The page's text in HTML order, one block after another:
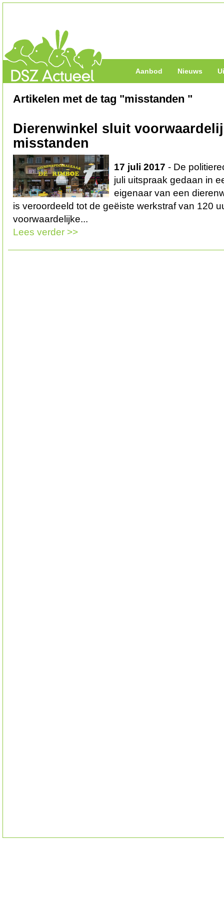
Aanbod Nieuws
Artikelen met de tag "misstanden "
Dierenwinkel sluit
misstanden
17 juli 2017 - De
juli uitspraak gedaan in
eigenaar van een
is veroordeeld tot de geëiste werkstraf van 120
voorwaardelijke...
Lees verder >>